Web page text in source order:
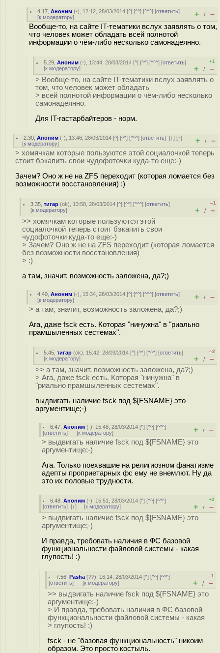
4.17 ,Аноним (-), 12:12, 28/03/2014 [^] [^^] [^^^] [ответить]
[к модератору] + / –
Вообще-то, на сайте IT-тематики вслух заявлять о том,
что человек может обладать всей полнотой
информации о чём-либо несколько самонадеянно.
5.29 ,Аноним (-), 13:44, 28/03/2014 [^] [^^] [^^^] [ответить]
[к модератору]
+1
+ / –
> Вообще-то, на сайте IT-тематики вслух заявлять о
том, что человек может обладать
> всей полнотой информации о чём-либо несколько
самонадеянно.
Для IT-гастарбайтеров - норм.
2.30 ,Аноним (-), 13:46, 28/03/2014 [^] [^^] [^^^] [ответить][↓] [↑]
[к модератору] + / –
> хомячкам которые пользуются этой социалочкой теперь
стоит бэкапить свои чудофоточки куда-то еще:-)
Зачем? Оно ж не на ZFS переходит (которая ломается без
возможности восстановления) :)
3.35 ,тигар (ok), 13:58, 28/03/2014 [^] [^^] [^^^] [ответить]
[к модератору]
–1
+ / –
>> хомячкам которые пользуются этой
социалочкой теперь стоит бэкапить свои
чудофоточки куда-то еще:-)
> Зачем? Оно ж не на ZFS переходит (которая ломается
без возможности восстановления)
> :)
а там, значит, возможность заложена, да?;)
4.40 ,Аноним (-), 15:34, 28/03/2014 [^] [^^] [^^^] [ответить]
[к модератору] + / –
> а там, значит, возможность заложена, да?;)
Ага, даже fsck есть. Которая "нинужна" в "риально
прамшыленных сестемах".
5.45 ,тигар (ok), 15:42, 28/03/2014 [^] [^^] [^^^] [ответить]
[к модератору]
–2
+ / –
>> а там, значит, возможность заложена, да?;)
> Ага, даже fsck есть. Которая "нинужна" в
"риально прамшыленных сестемах".
выдвигать наличие fsck под ${FSNAME} это
аргументище;-)
6.47 ,Аноним (-), 15:48, 28/03/2014 [^] [^^] [^^^]
[ответить] [к модератору] + / –
> выдвигать наличие fsck под ${FSNAME} это
аргументище;-)
Ага. Только поехвашие на религиозном фанатизме
адепты проприетарных фс ему не внемлют. Ну да
это их половые трудности.
6.48 ,Аноним (-), 15:51, 28/03/2014 [^] [^^] [^^^]
[ответить] [↓] [к модератору]
+3
+ / –
> выдвигать наличие fsck под ${FSNAME} это
аргументище;-)
И правда, требовать наличия в ФС базовой
функциональности файловой системы - какая
глупость! :)
7.56 ,Pasha (??), 16:14, 28/03/2014 [^] [^^] [^^^]
[ответить] [к модератору]
–1
+ / –
>> выдвигать наличие fsck под ${FSNAME} это
аргументище;-)
> И правда, требовать наличия в ФС базовой
функциональности файловой системы - какая
> глупость! :)
fsck - не "базовая функциональность" никоим
образом. Это просто костыль.